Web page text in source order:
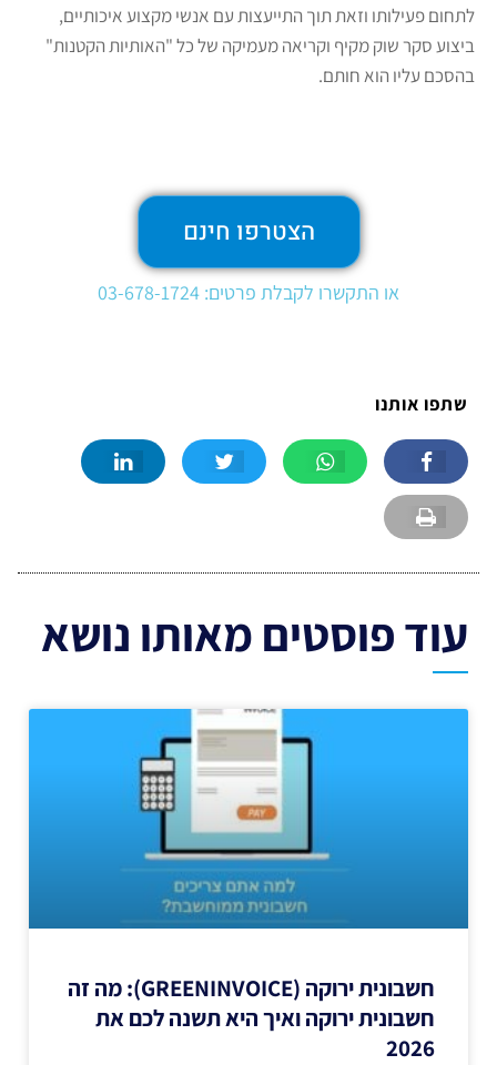
לתחום פעילותו וזאת תוך התייעצות עם אנשי מקצוע איכותיים,
ביצוע סקר שוק מקיף וקריאה מעמיקה של כל "האותיות הקטנות"
בהסכם עליו הוא חותם.
הצטרפו חינם
או התקשרו לקבלת פרטים: 03-678-1724
שתפו אותנו
עוד פוסטים מאותו נושא
חשבונית ירוקה (GREENINVOICE): מה זה
חשבונית ירוקה ואיך היא תשנה לכם את
2026